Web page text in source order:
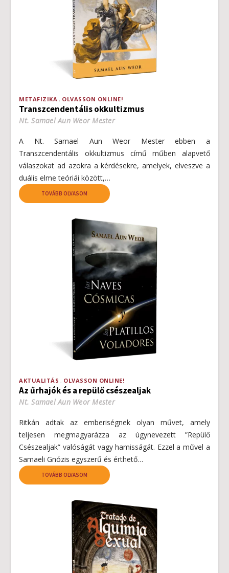
METAFIZIKA OLVASSON ONLINE!
Transzcendentális okkultizmus
Nt. Samael Aun Weor Mester
A Nt. Samael Aun Weor Mester ebben a
Transzcendentális okkultizmus című műben alapvető
válaszokat ad azokra a kérdésekre, amelyek, elveszve a
duális elme teóriái között,…
TOVÁBB OLVASOM
AKTUALITÁS OLVASSON ONLINE!
Az űrhajók és a repülő csészealjak
Nt. Samael Aun Weor Mester
Ritkán adtak az emberiségnek olyan művet, amely
teljesen megmagyarázza az úgynevezett ”Repülő
Csészealjak” valóságát vagy hamisságát. Ezzel a művel a
Samaeli Gnózis egyszerű és érthető…
TOVÁBB OLVASOM